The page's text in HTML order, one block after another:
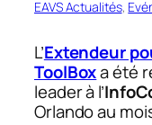
EAVS Actualités,
L’Extendeur
ToolBoxa été
leader à l’
Orlando au